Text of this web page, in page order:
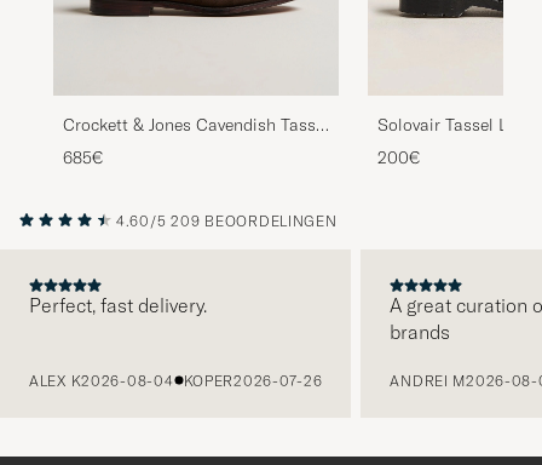
Crockett & Jones Cavendish Tassel
Loafer Dark Brown Suede
685€
Solovair Tassel
200€
4.60/5 209 BEOORDELINGEN
Perfect, fast delivery.
ALEX K2026-08-04 KOPER2026-07-26
A great curation
brands
ANDREI M2026-08-